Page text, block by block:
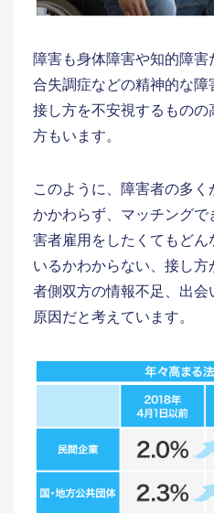
障害も身体障害や知的障
合失調症などの精神的な
接し方を不安視するものの
方もいます。
このように、障害者の多
かかわらず、マッチング
害者雇用をしたくてもど
いるかわからない、接し
者側双方の情報不足、出
原因だと考えています。